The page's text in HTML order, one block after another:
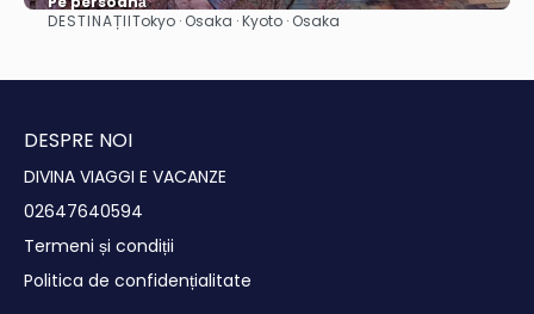
Vedea
DESTINAȚIITokyo · Osaka · Kyoto · Osaka
DESPRE NOI
DIVINA VIAGGI E VACANZE
02647640594
Termeni și condiții
Politica de confidențialitate